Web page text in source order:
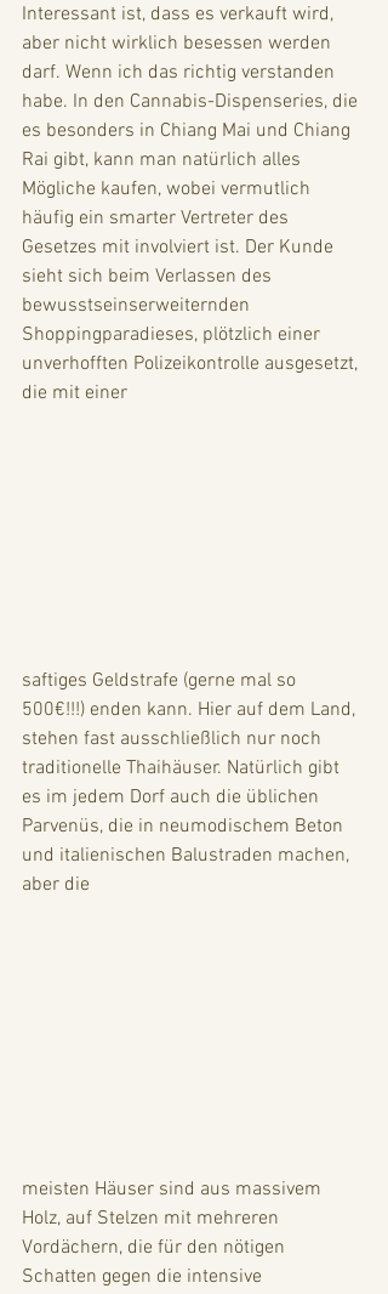
Interessant ist, dass es verkauft wird,
aber nicht wirklich besessen werden
darf. Wenn ich das richtig verstanden
habe. In den Cannabis-Dispenseries, die
es besonders in Chiang Mai und Chiang
Rai gibt, kann man natürlich alles
Mögliche kaufen, wobei vermutlich
häufig ein smarter Vertreter des
Gesetzes mit involviert ist. Der Kunde
sieht sich beim Verlassen des
bewusstseinserweiternden
Shoppingparadieses, plötzlich einer
unverhofften Polizeikontrolle ausgesetzt,
die mit einer
saftiges Geldstrafe (gerne mal so
500€!!!) enden kann. Hier auf dem Land,
stehen fast ausschließlich nur noch
traditionelle Thaihäuser. Natürlich gibt
es im jedem Dorf auch die üblichen
Parvenüs, die in neumodischem Beton
und italienischen Balustraden machen,
aber die
meisten Häuser sind aus massivem
Holz, auf Stelzen mit mehreren
Vordächern, die für den nötigen
Schatten gegen die intensive